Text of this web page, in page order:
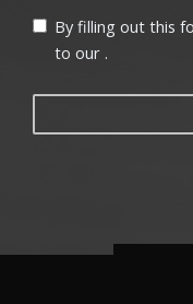
By filling out this
to our .